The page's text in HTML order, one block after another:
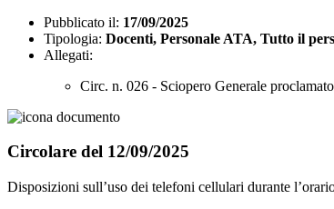
Pubblicato il: 17/09/2025
Tipologia: Docenti, Personale ATA, Tutto il
Allegati:
Circ. n. 026 - Sciopero Generale
Circolare del 12/09/2025
Disposizioni sull’uso dei telefoni cellulari durante